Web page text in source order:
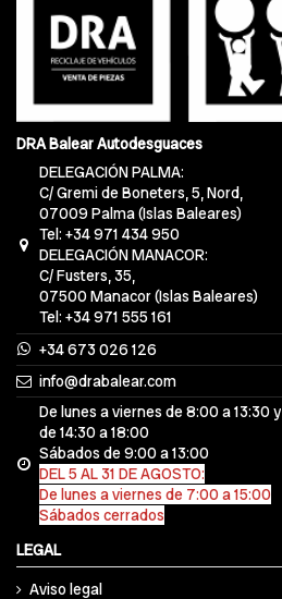
DRA Balear Autodesguaces
DELEGACIÓN PALMA:
C/ Gremi de Boneters, 5, Nord,
07009 Palma (Islas Baleares)
Tel: +34 971 434 950
DELEGACIÓN MANACOR:
C/ Fusters, 35,
07500 Manacor (Islas Baleares)
Tel: +34 971 555 161
+34 673 026 126
info@drabalear.com
De lunes a viernes de 8:00 a 13:30 y
de 14:30 a 18:00
Sábados de 9:00 a 13:00
DEL 5 AL 31 DE AGOSTO:
De lunes a viernes de 7:00 a 15:00
Sábados cerrados
LEGAL
Aviso legal